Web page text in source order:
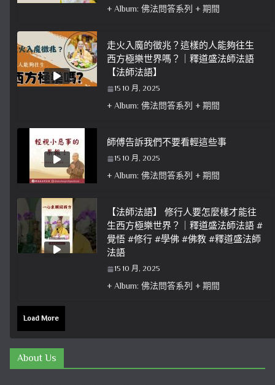
+ Album: 佛法問答系列 + 期間
走火入魔的徵兆？這樣的人能夠往生
西方極樂世界嗎？｜釋道盛法師法語
【法師法語】
15 10 月, 2025
+ Album: 佛法問答系列 + 期間
師傅告訴我們不要看輕這些事
15 10 月, 2025
+ Album: 佛法問答系列 + 期間
【法師法語】 修行人要怎麼樣才能往
生西方極樂世界？｜釋道盛法師法語 #
覺悟 #修行 #學佛 #佛教 #釋道盛法師
法語
15 10 月, 2025
+ Album: 佛法問答系列 + 期間
Load More
About Us